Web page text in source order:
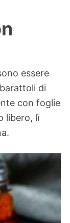
essere
di
con foglie
libero, lì